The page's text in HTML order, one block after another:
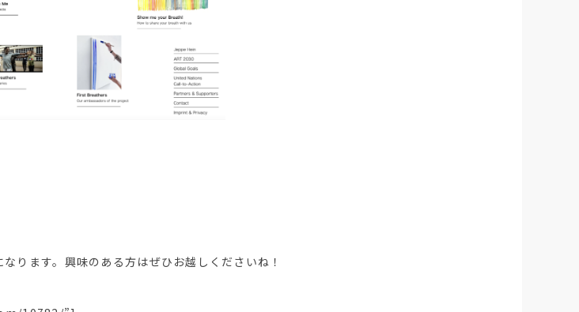
ります。興味のある方はぜひお越しくださいね！